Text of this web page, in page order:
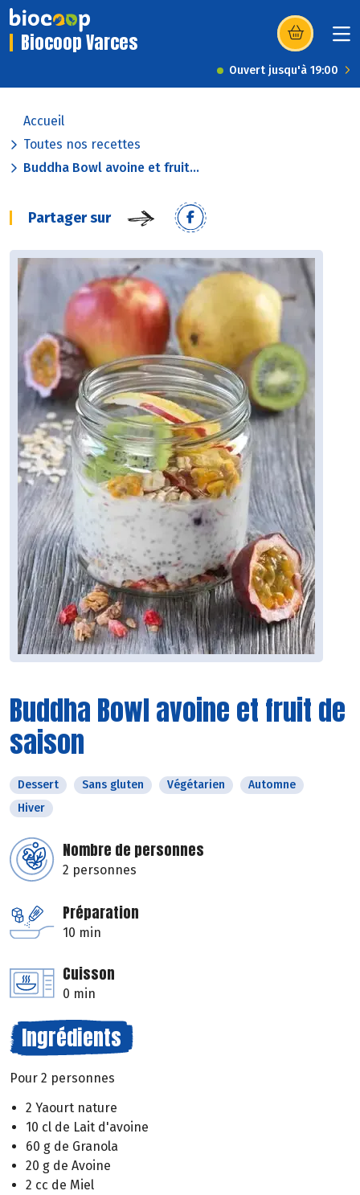
Biocoop Varces (s’ouvre dans
Ouvert jusqu'à 19:00
Accueil
Toutes nos recettes
Buddha Bowl avoine et fruit...
Partager sur
Buddha Bowl avoine et fruit de
saison
Dessert Sans gluten Végétarien
Automne
Hiver
Nombre de personnes
2 personnes
Préparation
10 min
Cuisson
0 min
Ingrédients
Pour 2 personnes
2 Yaourt nature
10 cl de Lait d'avoine
60 g de Granola
20 g de Avoine
2 cc de Miel